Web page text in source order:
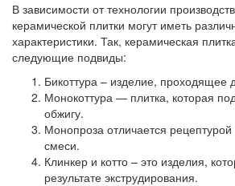
В зависимости от технологии
керамической плитки могут иметь
характеристики. Так, керамическая
следующие подвиды:
Бикоттура – изделие, проходящее
Монокоттура — плитка, которая
обжигу.
Монопроза отличается рецептурой
смеси.
Клинкер и котто – это изделия,
результате экструдирования.